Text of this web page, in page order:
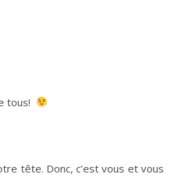
tous!
tête. Donc, c’est vous et vous